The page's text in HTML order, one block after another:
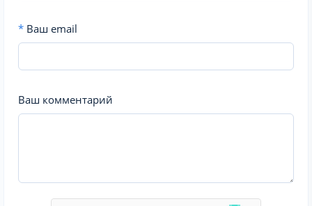
* Ваш email
Ваш комментарий